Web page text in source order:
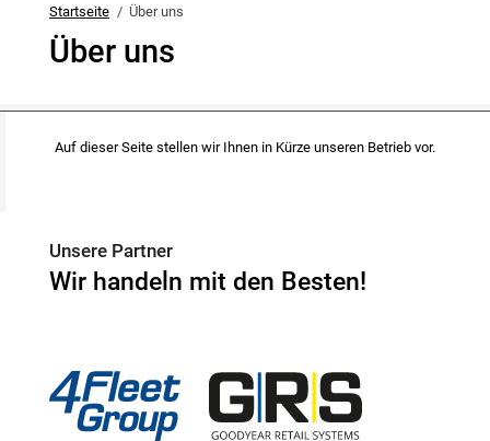
Startseite Über uns
Über uns
Auf dieser Seite stellen wir Ihnen in Kürze unseren Betrieb vor.
Unsere Partner
Wir handeln mit den Besten!